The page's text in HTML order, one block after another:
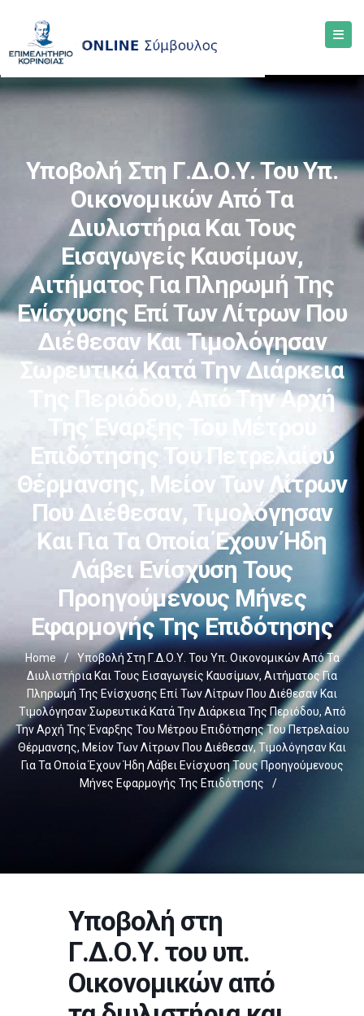
Υποβολή Στη Γ.Δ.Ο.Υ. Του Υπ.
Οικονομικών Από Τα
Διυλιστήρια Και Τους
Εισαγωγείς Καυσίμων,
Αιτήματος Για Πληρωμή Της
Ενίσχυσης Επί Των Λίτρων Που
Διέθεσαν Και Τιμολόγησαν
Σωρευτικά Κατά Την Διάρκεια
Της Περιόδου, Από Την Αρχή
Της Έναρξης Του Μέτρου
Επιδότησης Του Πετρελαίου
Θέρμανσης, Μείον Των Λίτρων
Που Διέθεσαν, Τιμολόγησαν
Και Για Τα Οποία Έχουν Ήδη
Λάβει Ενίσχυση Τους
Προηγούμενους Μήνες
Εφαρμογής Της Επιδότησης
Home /
Υποβολή Στη Γ.Δ.Ο.Υ. Του Υπ. Οικονομικών Από Τα
Διυλιστήρια Και Τους Εισαγωγείς Καυσίμων, Αιτήματος Για
Πληρωμή Της Ενίσχυσης Επί Των Λίτρων Που Διέθεσαν Και
Τιμολόγησαν Σωρευτικά Κατά Την Διάρκεια Της Περιόδου, Από
Την Αρχή Της Έναρξης Του Μέτρου Επιδότησης Του Πετρελαίου
Θέρμανσης, Μείον Των Λίτρων Που Διέθεσαν, Τιμολόγησαν Και
Για Τα Οποία Έχουν Ήδη Λάβει Ενίσχυση Τους Προηγούμενους
Μήνες Εφαρμογής Της Επιδότησης
/
Υποβολή στη
Γ.Δ.Ο.Υ. του υπ.
Οικονομικών από